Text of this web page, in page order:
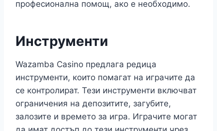
професионална помощ, ако е необходимо.
Инструменти
Wazamba Casino предлага редица
инструменти, които помагат на играчите да
се контролират. Тези инструменти включват
ограничения на депозитите, загубите,
залозите и времето за игра. Играчите могат